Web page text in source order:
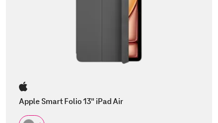
Apple Smart Folio 13" iPad Air